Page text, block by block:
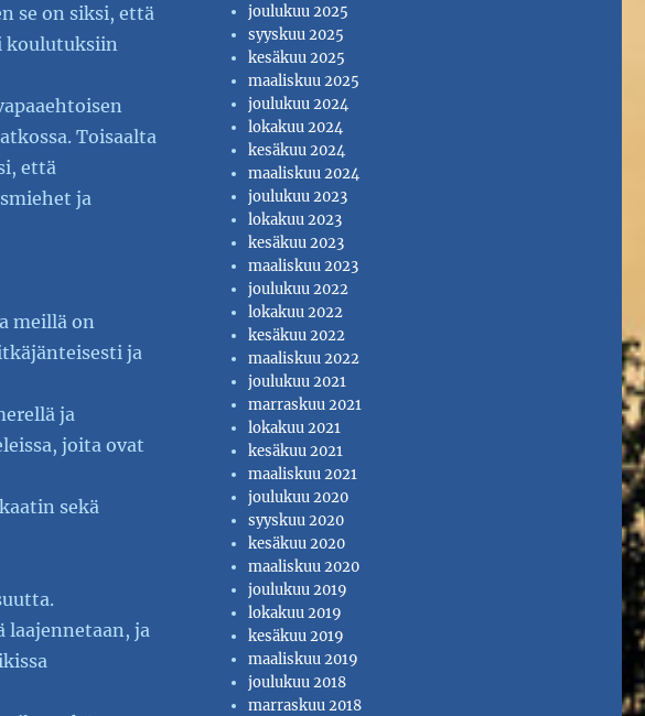
se on siksi, että
koulutuksiin
Toisaalta
että
ja
meillä on
ja
ja
joita ovat
sekä
laajennetaan, ja
joulukuu 2025
syyskuu 2025
kesäkuu 2025
maaliskuu 2025
joulukuu 2024
lokakuu 2024
kesäkuu 2024
maaliskuu 2024
joulukuu 2023
lokakuu 2023
kesäkuu 2023
maaliskuu 2023
joulukuu 2022
lokakuu 2022
kesäkuu 2022
maaliskuu 2022
joulukuu 2021
marraskuu 2021
lokakuu 2021
kesäkuu 2021
maaliskuu 2021
joulukuu 2020
syyskuu 2020
kesäkuu 2020
maaliskuu 2020
joulukuu 2019
lokakuu 2019
kesäkuu 2019
maaliskuu 2019
joulukuu 2018
marraskuu 2018